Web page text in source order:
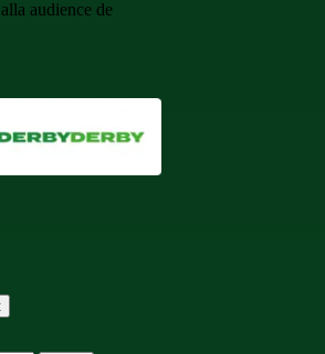
audience de